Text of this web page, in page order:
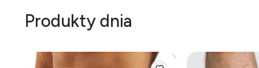
Produkty dnia